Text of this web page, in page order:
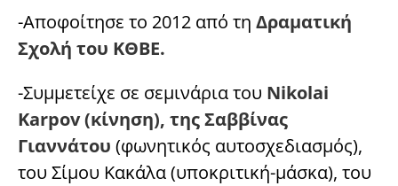
-Αποφοίτησε το 2012 από τη Δραματική
Σχολή του ΚΘΒΕ.
-Συμμετείχε σε σεμινάρια του Nikolai
Karpov (κίνηση), της Σαββίνας
Γιαννάτου (φωνητικός αυτοσχεδιασμός),
του Σίμου Κακάλα (υποκριτική-μάσκα), του